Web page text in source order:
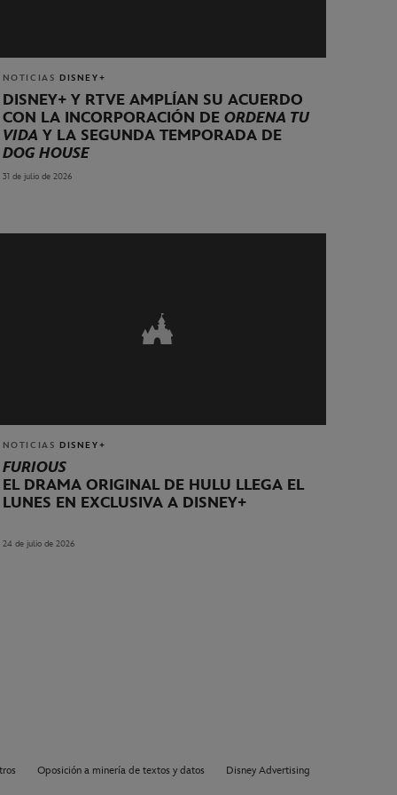
NOTICIAS DISNEY+
DISNEY+ Y RTVE AMPLÍAN SU ACUERDO
CON LA INCORPORACIÓN DE ORDENA TU
VIDA Y LA SEGUNDA TEMPORADA DE
DOG HOUSE
31 de julio de 2026
NOTICIAS DISNEY+
FURIOUS
EL DRAMA ORIGINAL DE HULU LLEGA EL
LUNES EN EXCLUSIVA A DISNEY+
24 de julio de 2026
Oposición a minería de textos y datos
Disney Advertising